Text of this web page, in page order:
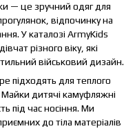
— це зручний одяг для
відпочинку на
У каталозі ArmyKids
різного віку, які
військовий дизайн.
підходять для теплого
дитячі камуфляжні
під час носіння. Ми
до тіла матеріалів